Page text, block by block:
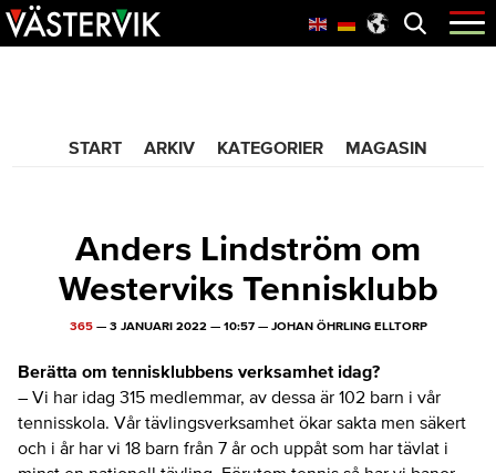
Hoppa
till
Skip
to
Hoppa
till
Öppna
menyn
START ARKIV KATEGORIER MAGASIN
Anders Lindström om
Westerviks Tennisklubb
365— 3 JANUARI 2022 — 10:57— JOHAN ÖHRLING ELLTORP
Berätta om tennisklubbens verksamhet idag?
– Vi har idag 315 medlemmar, av dessa är 102 barn i vår
tennisskola. Vår tävlingsverksamhet ökar sakta men säkert
och i år har vi 18 barn från 7 år och uppåt som har tävlat i